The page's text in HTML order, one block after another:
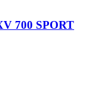
700 SPORT